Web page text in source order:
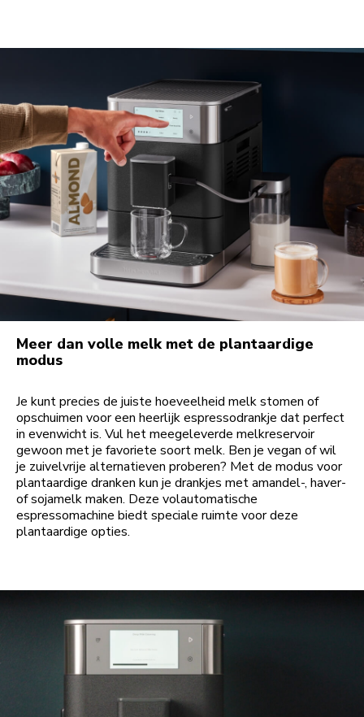
Meer dan volle melk met de plantaardige
modus
Je kunt precies de juiste hoeveelheid melk stomen of
opschuimen voor een heerlijk espressodrankje dat perfect
in evenwicht is. Vul het meegeleverde melkreservoir
gewoon met je favoriete soort melk. Ben je vegan of wil
je zuivelvrije alternatieven proberen? Met de modus voor
plantaardige dranken kun je drankjes met amandel-, haver-
of sojamelk maken. Deze volautomatische
espressomachine biedt speciale ruimte voor deze
plantaardige opties.